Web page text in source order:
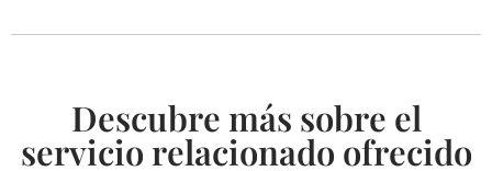
Descubre más sobre el
servicio relacionado ofrecido